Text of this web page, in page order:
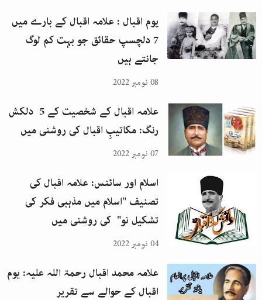
یوم اقبال : علامہ اقبال کے بارے میں
7 دلچسپ حقائق جو بہت کم لوگ
جانتے ہیں
08 نومبر 2022
علامہ اقبال کے شخصیت کے 5 دلکش
رنگ: مکاتیبِ اقبال کی روشنی میں
07 نومبر 2022
اسلام اور سائنس: علامہ اقبال کی
تصنیف "اسلام میں مذہبی فکر کی
تشکیل نو" کی روشنی میں
04 نومبر 2022
علامہ محمد اقبال رحمۃ اللہ علیہ: یوم
اقبال کے حوالے سے تقریر